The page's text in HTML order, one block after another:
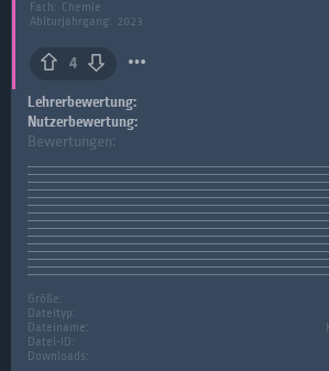
Lehrerbewertung:
Nutzerbewertung:
Bewertungen:
Größe:
Dateityp:
Dateiname:
Datei-ID:
Downloads:
Fach: Chemie
Abiturjahrgang: 2023
4